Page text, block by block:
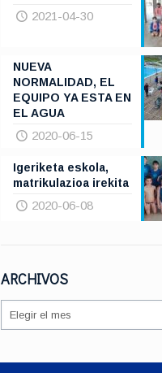
2021-04-30
NUEVA
NORMALIDAD, EL
EQUIPO YA ESTA EN
EL AGUA
2020-06-15
Igeriketa eskola,
matrikulazioa irekita
2020-06-08
ARCHIVOS